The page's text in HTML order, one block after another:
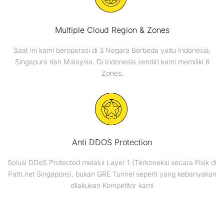
Multiple Cloud Region & Zones
Saat ini kami beroperasi di 3 Negara Berbeda yaitu Indonesia,
Singapura dan Malaysia. Di Indonesia sendiri kami memiliki 6
Zones.
Anti DDOS Protection
Solusi DDoS Protected melalui Layer 1 (Terkoneksi secara Fisik di
Path.net Singapore), bukan GRE Tunnel seperti yang kebanyakan
dilakukan Kompetitor kami